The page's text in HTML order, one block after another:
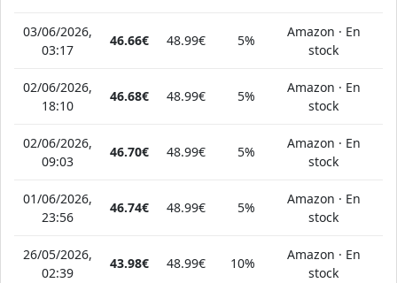
03/06/2026,
03:17
46.66€ 48.99€ 5%
Amazon · En
stock
02/06/2026,
18:10
46.68€ 48.99€ 5%
Amazon · En
stock
02/06/2026,
09:03
46.70€ 48.99€ 5%
Amazon · En
stock
01/06/2026,
23:56
46.74€ 48.99€ 5%
Amazon · En
stock
26/05/2026,
02:39
43.98€ 48.99€ 10%
Amazon · En
stock